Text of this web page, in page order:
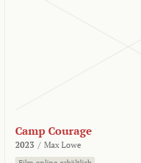
Camp Courage
2023 / Max Lowe